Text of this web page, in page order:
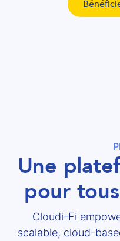
Une
pour
Cloudi-Fi
scalable, cloud-